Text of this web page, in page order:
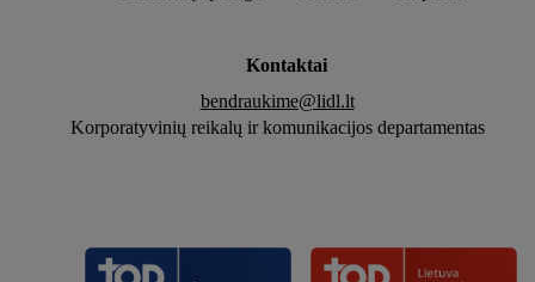
Kontaktai
bendraukime@lidl.lt
Korporatyvinių reikalų ir komunikacijos departamentas